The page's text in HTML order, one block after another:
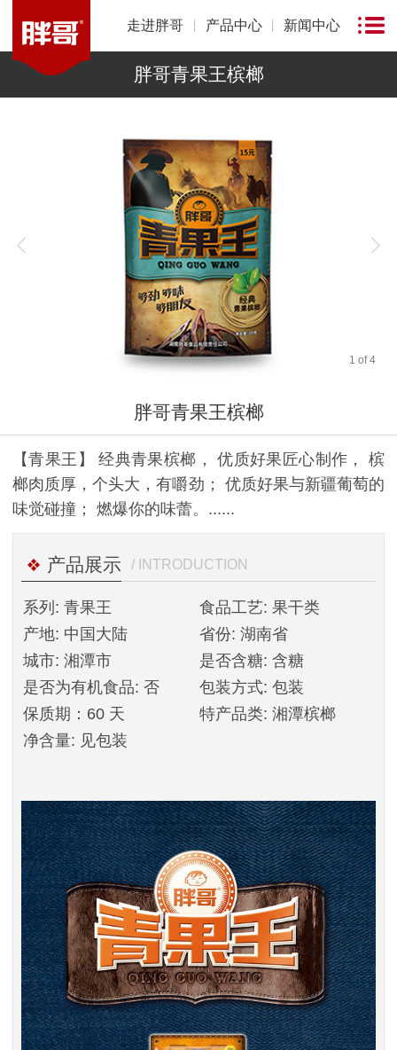
走进胖哥 产品中心 新闻中心
胖哥青果王槟榔
1 of4
胖哥青果王槟榔
【青果王】 经典青果槟榔， 优质好果匠心制作， 槟
榔肉质厚，个头大，有嚼劲； 优质好果与新疆葡萄的
味觉碰撞； 燃爆你的味蕾。......
产品展示 / INTRODUCTION
系列: 青果王
食品工艺: 果干类
产地: 中国大陆
省份: 湖南省
城市: 湘潭市
是否含糖: 含糖
是否为有机食品: 否
包装方式: 包装
保质期：60 天
特产品类: 湘潭槟榔
净含量: 见包装